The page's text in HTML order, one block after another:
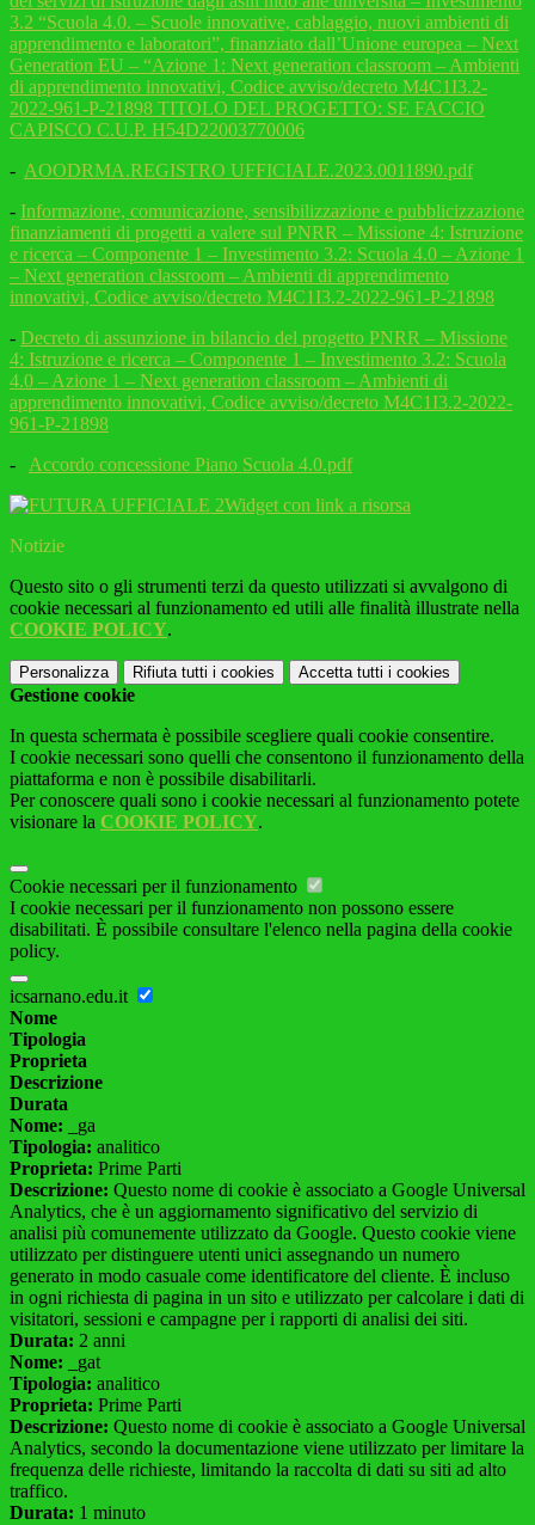
3.2 “Scuola 4.0. – Scuole innovative, cablaggio, nuovi ambienti di
apprendimento e laboratori”, finanziato dall’Unione europea – Next
Generation EU – “Azione 1: Next generation classroom – Ambienti
di apprendimento innovativi, Codice avviso/decreto M4C1I3.2-
2022-961-P-21898 TITOLO DEL PROGETTO: SE FACCIO
CAPISCO C.U.P. H54D22003770006
- AOODRMA.REGISTRO UFFICIALE.2023.0011890.pdf
- Informazione, comunicazione, sensibilizzazione e pubblicizzazione
finanziamenti di progetti a valere sul PNRR – Missione 4: Istruzione
e ricerca – Componente 1 – Investimento 3.2: Scuola 4.0 – Azione 1
– Next generation classroom – Ambienti di apprendimento
innovativi, Codice avviso/decreto M4C1I3.2-2022-961-P-21898
- Decreto di assunzione in bilancio del progetto PNRR – Missione
4: Istruzione e ricerca – Componente 1 – Investimento 3.2: Scuola
4.0 – Azione 1 – Next generation classroom – Ambienti di
apprendimento innovativi, Codice avviso/decreto M4C1I3.2-2022-
961-P-21898
- Accordo concessione Piano Scuola 4.0.pdf
Widget con link a risorsa
Notizie
Questo sito o gli strumenti terzi da questo utilizzati si avvalgono di
cookie necessari al funzionamento ed utili alle finalità illustrate nella
COOKIE POLICY.
Personalizza Rifiuta tutti i cookies Accetta tutti i cookies
Gestione cookie
In questa schermata è possibile scegliere quali cookie consentire.
I cookie necessari sono quelli che consentono il funzionamento della
piattaforma e non è possibile disabilitarli.
Per conoscere quali sono i cookie necessari al funzionamento potete
visionare la COOKIE POLICY.
Cookie necessari per il funzionamento
I cookie necessari per il funzionamento non possono essere
disabilitati. È possibile consultare l'elenco nella pagina della cookie
policy.
icsarnano.edu.it
Nome
Tipologia
Proprieta
Descrizione
Durata
Nome: _ga
Tipologia: analitico
Proprieta: Prime Parti
Descrizione: Questo nome di cookie è associato a Google Universal
Analytics, che è un aggiornamento significativo del servizio di
analisi più comunemente utilizzato da Google. Questo cookie viene
utilizzato per distinguere utenti unici assegnando un numero
generato in modo casuale come identificatore del cliente. È incluso
in ogni richiesta di pagina in un sito e utilizzato per calcolare i dati di
visitatori, sessioni e campagne per i rapporti di analisi dei siti.
Durata: 2 anni
Nome: _gat
Tipologia: analitico
Proprieta: Prime Parti
Descrizione: Questo nome di cookie è associato a Google Universal
Analytics, secondo la documentazione viene utilizzato per limitare la
frequenza delle richieste, limitando la raccolta di dati su siti ad alto
traffico.
Durata: 1 minuto